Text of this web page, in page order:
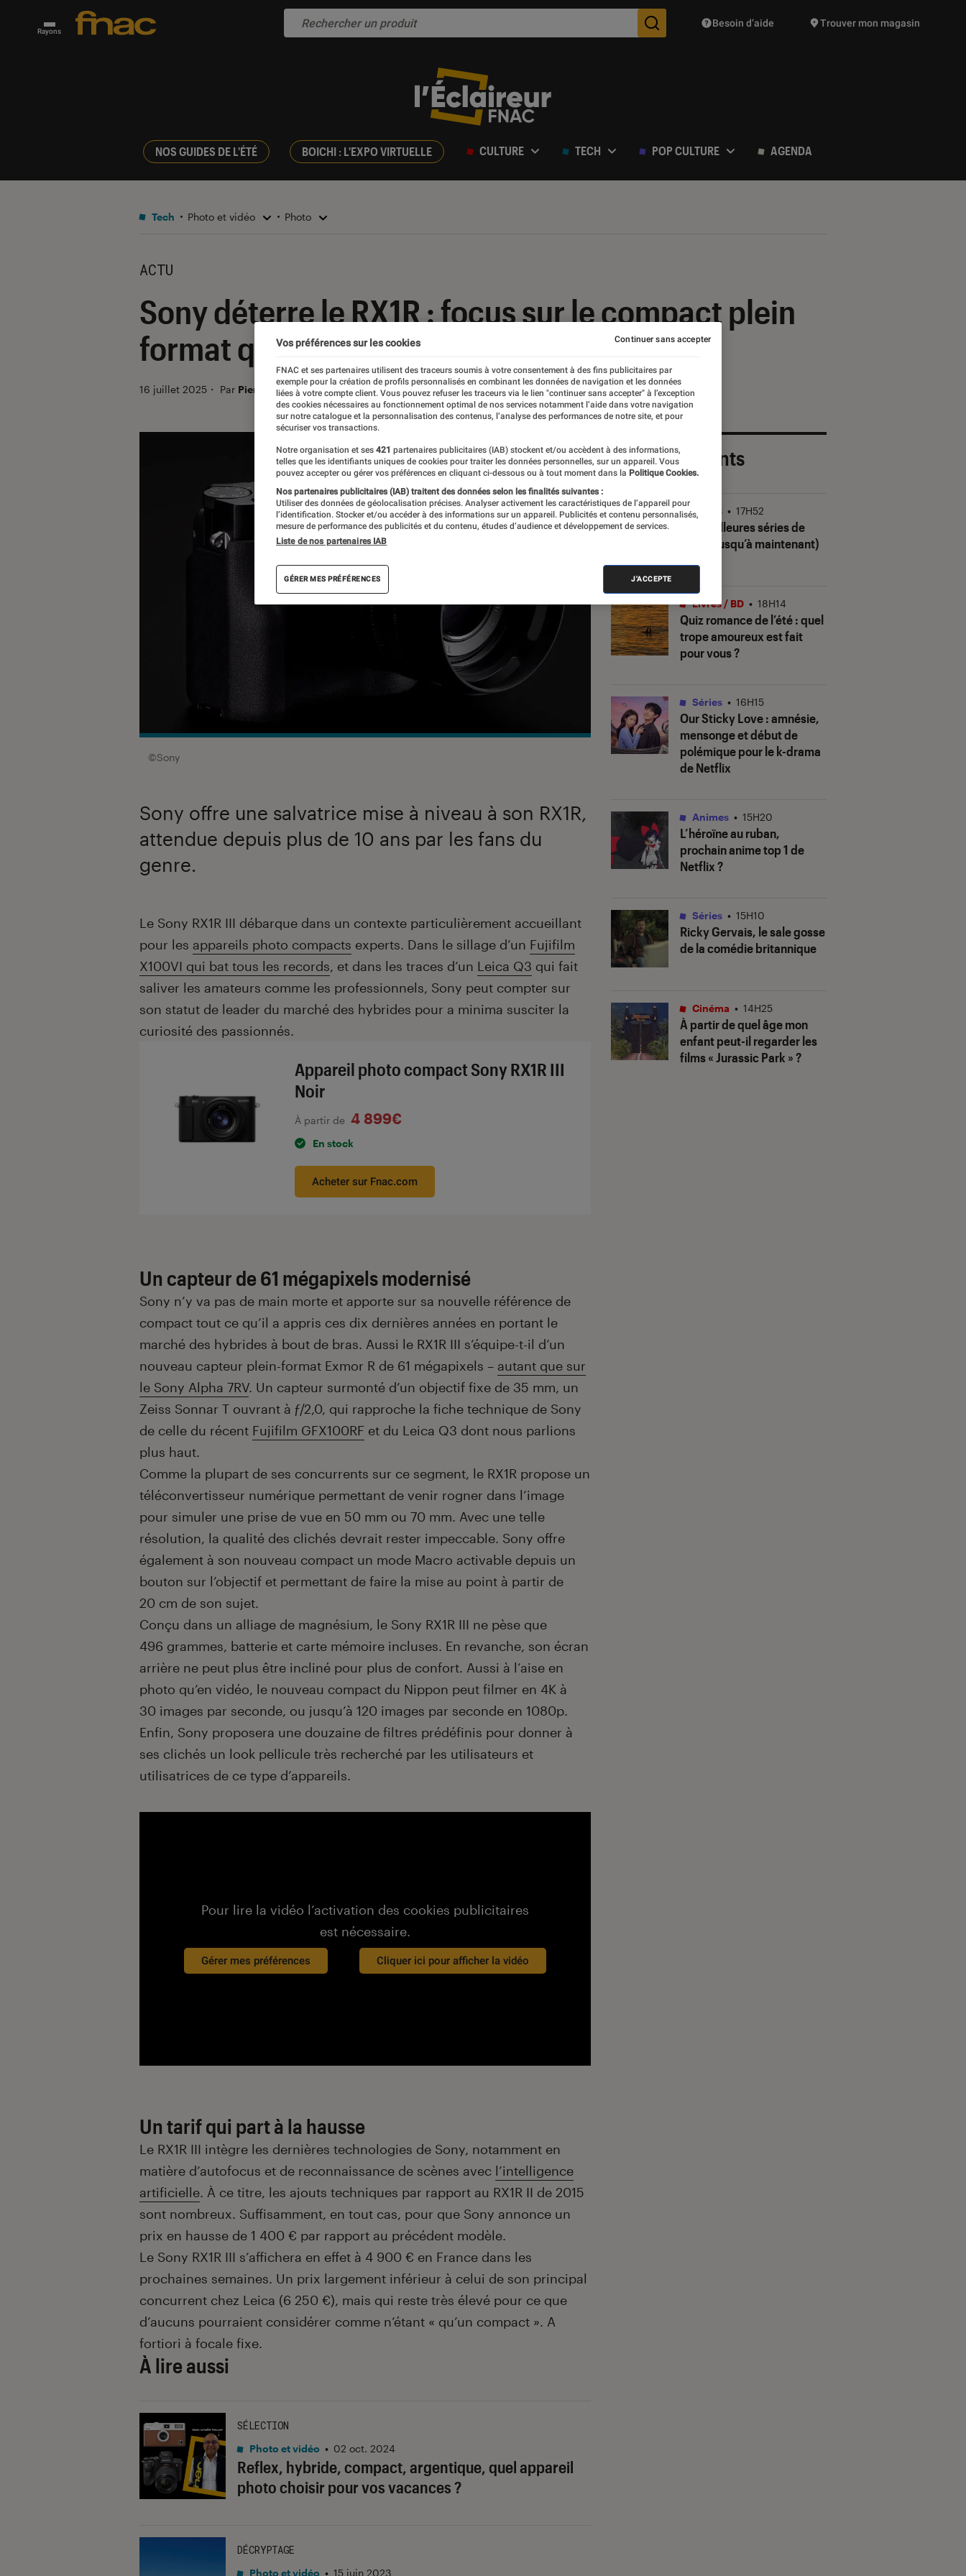
Rayons Des suggestions de produits vont vous être proposées
Besoin d’aide Trouver mon magasin
NOS GUIDES DE L'ÉTÉ BOICHI : L'EXPO VIRTUELLE CULTURE TECH POP CULTURE AGENDA
Tech Photo et vidéo Photo
ACTU
Sony déterre le RX1R : focus sur le compact plein
format qui peut faire mal à Leica
16 juillet 2025 ・ Par Pierre Crochart
©Sony
Sony offre une salvatrice mise à niveau à son RX1R,
attendue depuis plus de 10 ans par les fans du
genre.
Introduction
Le Sony RX1R III débarque dans un contexte particulièrement accueillant
pour les appareils photo compacts experts. Dans le sillage d’un Fujifilm
X100VI qui bat tous les records, et dans les traces d’un Leica Q3 qui fait
saliver les amateurs comme les professionnels, Sony peut compter sur
son statut de leader du marché des hybrides pour a minima susciter la
curiosité des passionnés.
Appareil photo compact Sony RX1R III
Noir
À partir de 4 899€
En stock
Acheter sur Fnac.com
Un capteur de 61 mégapixels modernisé
Sony n’y va pas de main morte et apporte sur sa nouvelle référence de
compact tout ce qu’il a appris ces dix dernières années en portant le
marché des hybrides à bout de bras. Aussi le RX1R III s’équipe-t-il d’un
nouveau capteur plein-format Exmor R de 61 mégapixels – autant que sur
le Sony Alpha 7RV. Un capteur surmonté d’un objectif fixe de 35 mm, un
Zeiss Sonnar T ouvrant à ƒ/2,0, qui rapproche la fiche technique de Sony
de celle du récent Fujifilm GFX100RF et du Leica Q3 dont nous parlions
plus haut.
Comme la plupart de ses concurrents sur ce segment, le RX1R propose un
téléconvertisseur numérique permettant de venir rogner dans l’image
pour simuler une prise de vue en 50 mm ou 70 mm. Avec une telle
résolution, la qualité des clichés devrait rester impeccable. Sony offre
également à son nouveau compact un mode Macro activable depuis un
bouton sur l’objectif et permettant de faire la mise au point à partir de
20 cm de son sujet.
Conçu dans un alliage de magnésium, le Sony RX1R III ne pèse que
496 grammes, batterie et carte mémoire incluses. En revanche, son écran
arrière ne peut plus être incliné pour plus de confort. Aussi à l’aise en
photo qu’en vidéo, le nouveau compact du Nippon peut filmer en 4K à
30 images par seconde, ou jusqu’à 120 images par seconde en 1080p.
Enfin, Sony proposera une douzaine de filtres prédéfinis pour donner à
ses clichés un look pellicule très recherché par les utilisateurs et
utilisatrices de ce type d’appareils.
Pour lire la vidéo l’activation des cookies publicitaires
est nécessaire.
Gérer mes préférences Cliquer ici pour afficher la vidéo
Un tarif qui part à la hausse
Le RX1R III intègre les dernières technologies de Sony, notamment en
matière d’autofocus et de reconnaissance de scènes avec l’intelligence
artificielle. À ce titre, les ajouts techniques par rapport au RX1R II de 2015
sont nombreux. Suffisamment, en tout cas, pour que Sony annonce un
prix en hausse de 1 400 € par rapport au précédent modèle.
Le Sony RX1R III s’affichera en effet à 4 900 € en France dans les
prochaines semaines. Un prix largement inférieur à celui de son principal
concurrent chez Leica (6 250 €), mais qui reste très élevé pour ce que
d’aucuns pourraient considérer comme n’étant « qu’un compact ». A
fortiori à focale fixe.
À lire aussi
Reflex, hybride, compact, argentique, quel appareil
photo choisir pour vos vacances ?
SÉLECTION
Photo et vidéo • 02 oct. 2024
DÉCRYPTAGE
Photo et vidéo • 15 juin 2023
Les plus récents
Les meilleures séries de
2026 (jusqu’à maintenant)
Séries • 17H52
Quiz romance de l’été : quel
trope amoureux est fait
pour vous ?
Livres / BD • 18H14
Our Sticky Love: amnésie,
mensonge et début de
polémique pour le k-drama
de Netflix
Séries • 16H15
L’héroïne au ruban,
prochain anime top 1 de
Netflix ?
Animes • 15H20
Ricky Gervais, le sale gosse
de la comédie britannique
Séries • 15H10
À partir de quel âge mon
enfant peut-il regarder les
films « Jurassic Park » ?
Cinéma • 14H25
Vos préférences sur les cookies
FNAC et ses partenaires utilisent des traceurs soumis à votre consentement à des fins publicitaires par
exemple pour la création de profils personnalisés en combinant les données de navigation et les données
liées à votre compte client. Vous pouvez refuser les traceurs via le lien "continuer sans accepter" à l’exception
des cookies nécessaires au fonctionnement optimal de nos services notamment l’aide dans votre navigation
sur notre catalogue et la personnalisation des contenus, l’analyse des performances de notre site, et pour
sécuriser vos transactions.
Notre organisation et ses 421 partenaires publicitaires (IAB) stockent et/ou accèdent à des informations,
telles que les identifiants uniques de cookies pour traiter les données personnelles, sur un appareil. Vous
pouvez accepter ou gérer vos préférences en cliquant ci-dessous ou à tout moment dans la Politique Cookies.
Nos partenaires publicitaires (IAB) traitent des données selon les finalités suivantes :
Utiliser des données de géolocalisation précises. Analyser activement les caractéristiques de l’appareil pour
l’identification. Stocker et/ou accéder à des informations sur un appareil. Publicités et contenu personnalisés,
mesure de performance des publicités et du contenu, études d’audience et développement de services.
Liste de nos partenaires IAB
GÉRER MES PRÉFÉRENCES J'ACCEPTE
Continuer sans accepter